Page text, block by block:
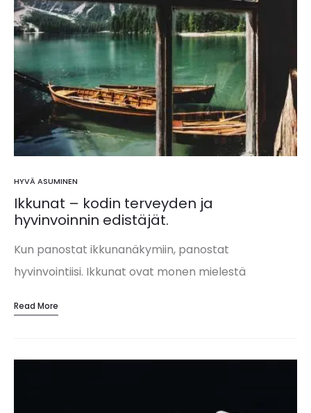
HYVÄ ASUMINEN
Ikkunat – kodin terveyden ja
hyvinvoinnin edistäjät.
Kun panostat ikkunanäkymiin, panostat
hyvinvointiisi. Ikkunat ovat monen mielestä
näkymä elää ja muuttaa muotoaan eri
myös näkymäsi ulos…
Read More